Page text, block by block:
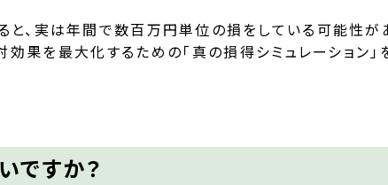
と、実は年間で数百万円単位の損をしている可能性が
効果を最大化するための「真の損得シミュレーション」
ですか？